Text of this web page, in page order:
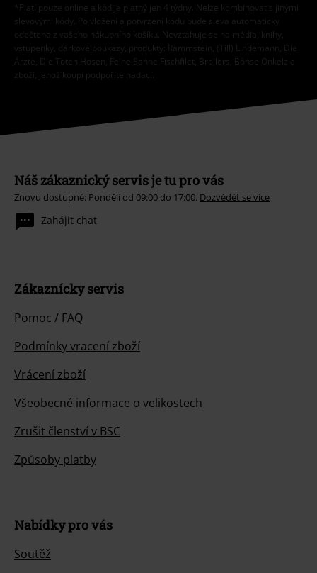
*Platí pouze online a kód je platný jen 4 týdny. Nelze kombinovat s jinými
slevovými kódy. Po vložení a potvrzení kódu bude sleva automaticky
odečtena z vašeho nákupního košíku. Nevztahuje se na média, knihy,
vstupenky, dárkové poukazy, produkty: Rammstein, (Till) Lindemann, Die
Ärzte, Die Toten Hosen, Feine Sahne Fischfilet, Broilers, Böhse Onkelz a
zboží, jehož koupí podpoříte nadaci.
Náš zákaznický servis je tu pro vás
Znovu dostupné: Pondělí od 09:00 do 17:00. Dozvědět se více
Zahájit chat
Zákaznícky servis
Pomoc / FAQ
Podmínky vracení zboží
Vrácení zboží
Všeobecné informace o velikostech
Zrušit členství v BSC
Způsoby platby
Nabídky pro vás
Soutěž